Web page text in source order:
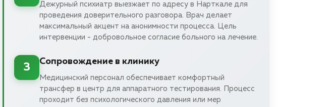
Дежурный психиатр выезжает по адресу в Нарткале для
проведения доверительного разговора. Врач делает
максимальный акцент на анонимности процесса. Цель
интервенции - добровольное согласие больного на лечение.
3
Сопровождение в клинику
Медицинский персонал обеспечивает комфортный
трансфер в центр для аппаратного тестирования. Процесс
проходит без психологического давления или мер